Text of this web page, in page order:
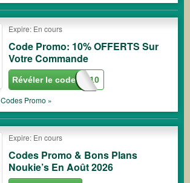
Expire: En cours
Code Promo: 10% OFFERTS Sur
Votre Commande
PETITZEBRE10
Révéler le code
Codes Promo »
Expire: En cours
Codes Promo & Bons Plans
Noukie’s En Août 2026